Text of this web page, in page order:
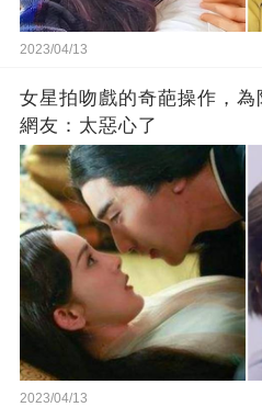
2023/04/13
女星拍吻戲的奇葩操作，為
網友：太惡心了
2023/04/13